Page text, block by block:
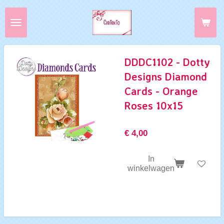
Ga
direct
de
hoofdinhoud
DDDC1102 - Dotty
Designs Diamond
Cards - Orange
Roses 10x15
€ 4,00
In
winkelwagen